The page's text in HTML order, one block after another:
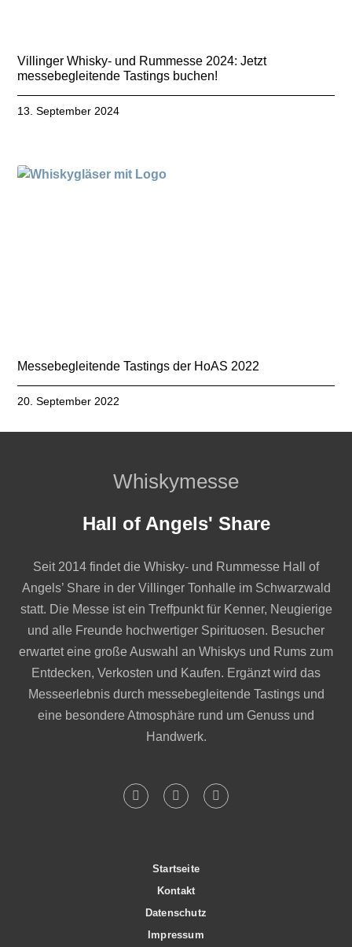
Villinger Whisky- und Rummesse 2024: Jetzt
messebegleitende Tastings buchen!
13. September 2024
Messebegleitende Tastings der HoAS 2022
20. September 2022
Whiskymesse
Hall of Angels' Share
Seit 2014 findet die Whisky- und Rummesse Hall of
Angels’ Share in der Villinger Tonhalle im Schwarzwald
statt. Die Messe ist ein Treffpunkt für Kenner, Neugierige
und alle Freunde hochwertiger Spirituosen. Besucher
erwartet eine große Auswahl an Whiskys und Rums zum
Entdecken, Verkosten und Kaufen. Ergänzt wird das
Messeerlebnis durch messebegleitende Tastings und
eine besondere Atmosphäre rund um Genuss und
Handwerk.
Startseite
Kontakt
Datenschutz
Impressum